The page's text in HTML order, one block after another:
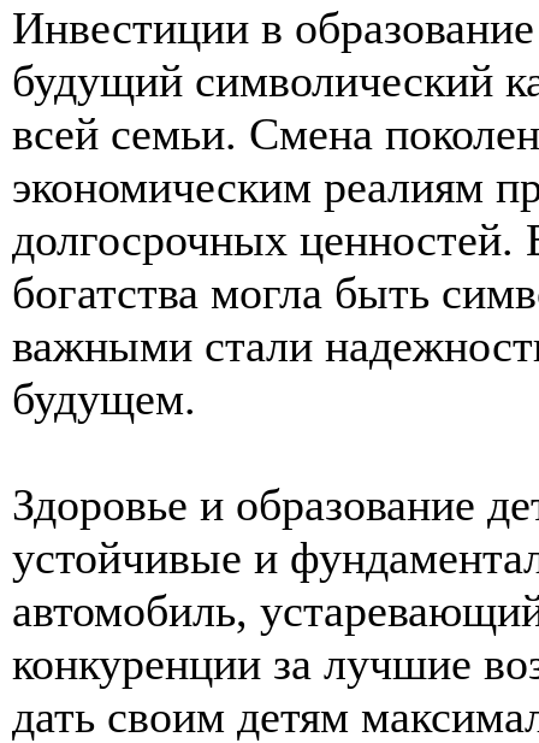
Инвестиции в
будущий символический
всей семьи. Смена
экономическим реалиям
долгосрочных
богатства могла быть
важными стали
будущем.
Здоровье и образование
устойчивые и
автомобиль,
конкуренции за лучшие
дать своим детям